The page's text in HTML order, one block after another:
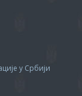
у Србији